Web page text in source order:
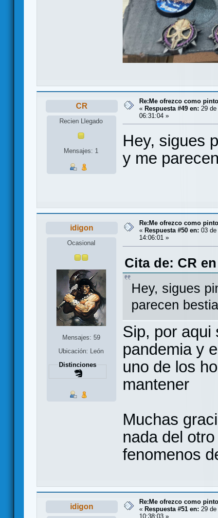
CR
Recien Llegado
Mensajes: 1
Re:Me ofrezco como
« Respuesta #49 en: 29
06:31:04 »
Hey, sigues
y me
idigon
Ocasional
Mensajes: 59
Ubicación: León
Distinciones
Re:Me ofrezco como
« Respuesta #50 en: 03 de
14:06:01 »
Cita de: CR
Hey, sigues
parecen
Sip, por aqui
pandemia y
uno de los
mantener
Muchas
nada del
fenomenos
idigon
Re:Me ofrezco como
« Respuesta #51 en: 29
10:38:03 »